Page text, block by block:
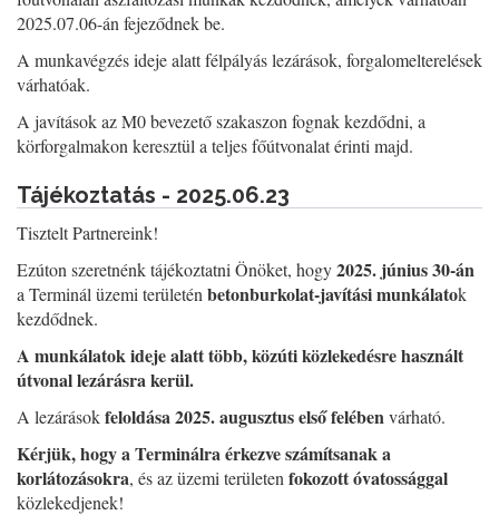
2025.07.06-án fejeződnek be.
A munkavégzés ideje alatt félpályás lezárások, forgalomelterelések
várhatóak.
A javítások az M0 bevezető szakaszon fognak kezdődni, a
körforgalmakon keresztül a teljes főútvonalat érinti majd.
Tájékoztatás - 2025.06.23
Tisztelt Partnereink!
Ezúton szeretnénk tájékoztatni Önöket, hogy2025. június 30-án
a Terminál üzemi területén betonburkolat-javítási munkálatok
kezdődnek.
A munkálatok ideje alatt több, közúti közlekedésre használt
útvonal lezárásra kerül.
A lezárásokfeloldása 2025. augusztus első felébenvárható.
Kérjük, hogy a Terminálra érkezve számítsanak a
korlátozásokra, és az üzemi területen fokozott óvatossággal
közlekedjenek!